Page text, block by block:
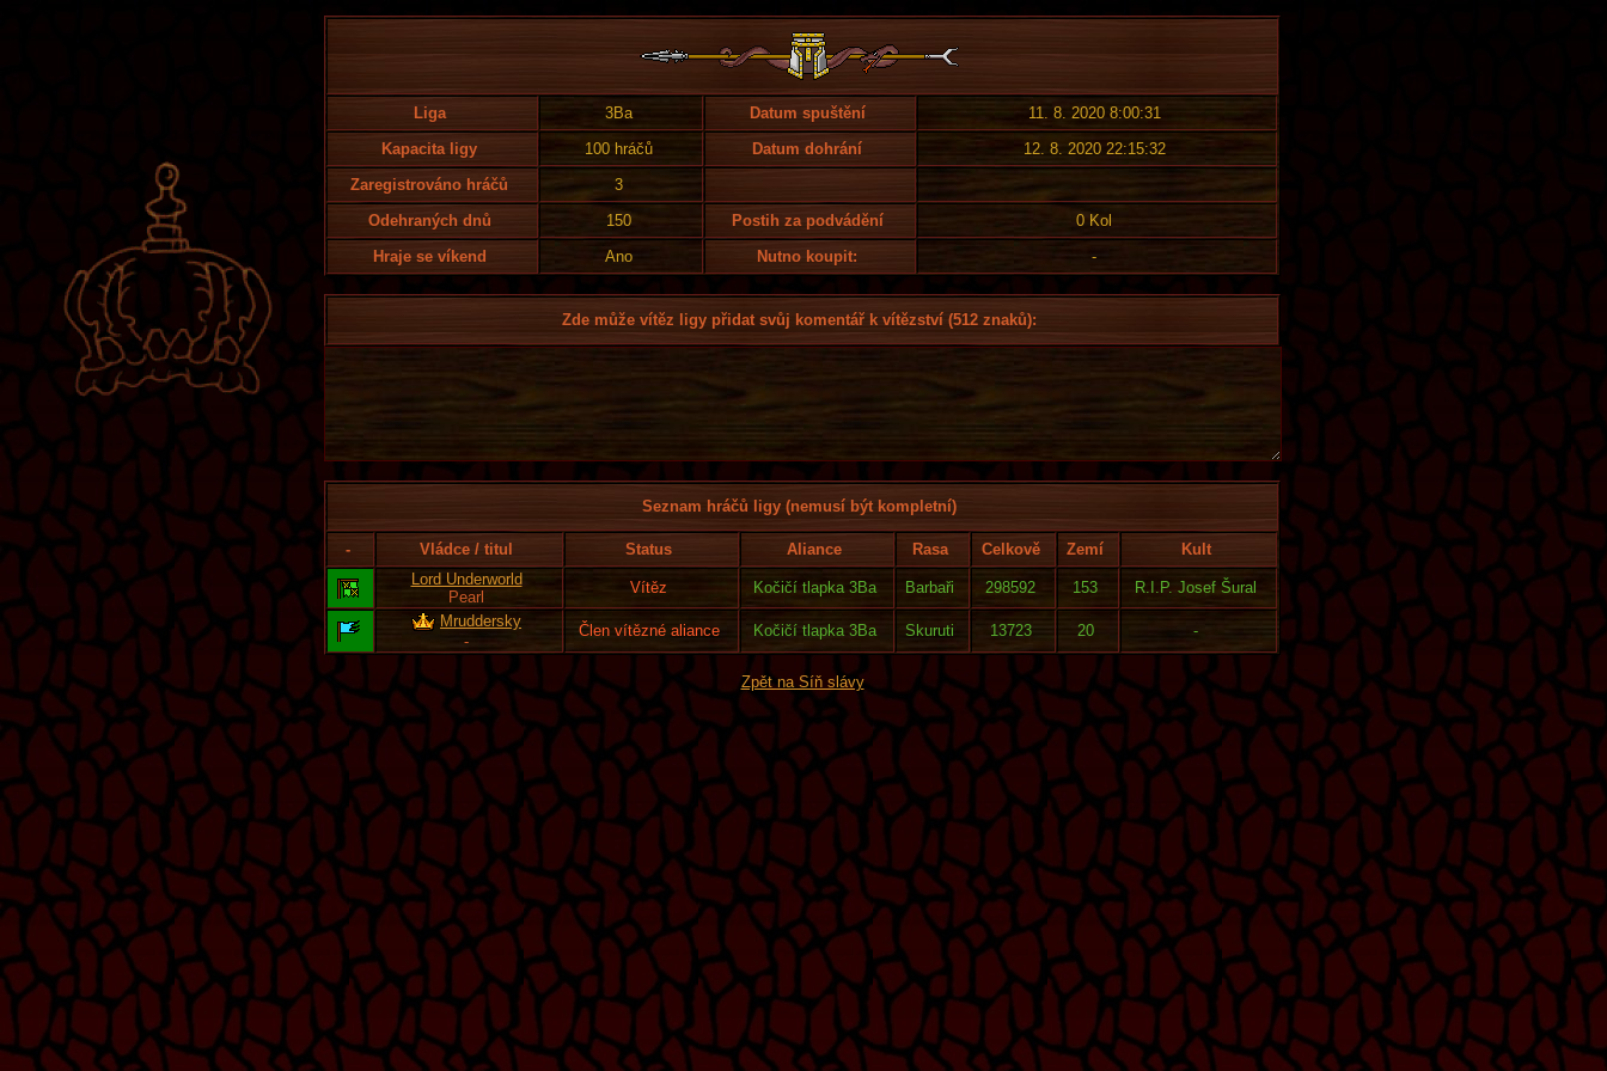
Liga 3Ba Datum spuštění
11. 8. 2020 8:00:31
Kapacita ligy
100 hráčů Datum dohrání
12. 8. 2020 22:15:32
Zaregistrováno hráčů
3
Odehraných dnů
150 Postih za podvádění
0 Kol
Hraje se víkend
Ano Nutno koupit: -
Zde může vítěz ligy přidat svůj komentář k vítězství (512 znaků):
Seznam hráčů ligy (nemusí být kompletní)
- Vládce / titul Status Aliance Rasa Celkově Zemí
Kult
Lord Underworld
Pearl
Vítěz Kočičí tlapka 3Ba Barbaři 298592 153
R.I.P. Josef Šural
Mruddersky
-
Člen vítězné aliance Kočičí tlapka 3Ba Skuruti 13723 20 -
Zpět na Síň slávy